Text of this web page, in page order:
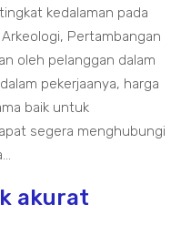
kedalaman pada
Pertambangan
oleh pelanggan dalam
pekerjaanya, harga
baik untuk
segera menghubungi
akurat